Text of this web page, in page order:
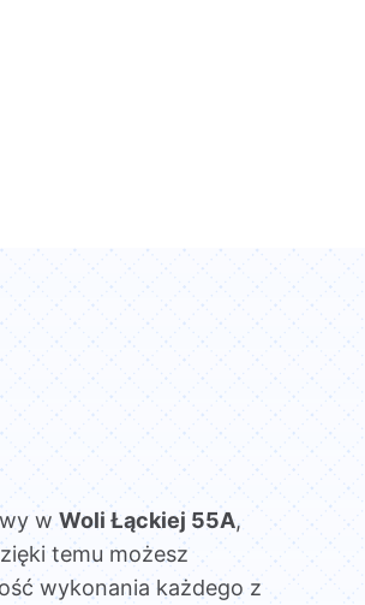
wWoli Łąckiej 55A,
temu możesz
wykonania każdego z